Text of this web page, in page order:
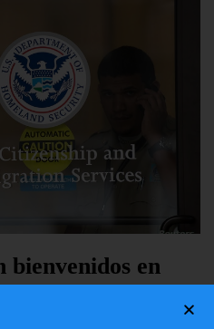
bienvenidos en